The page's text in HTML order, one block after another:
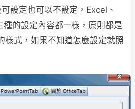
設定也可以不設定，Excel、
的設定內容都一樣，原則都是
樣式，如果不知道怎麼設定就照